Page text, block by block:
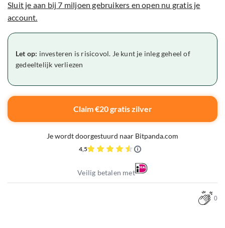
Sluit je aan bij 7 miljoen gebruikers en open nu gratis je
account.
Let op: investeren is risicovol. Je kunt je inleg geheel of
gedeeltelijk verliezen
Claim €20 gratis zilver
Je wordt doorgestuurd naar Bitpanda.com
4,5
Veilig betalen met
0